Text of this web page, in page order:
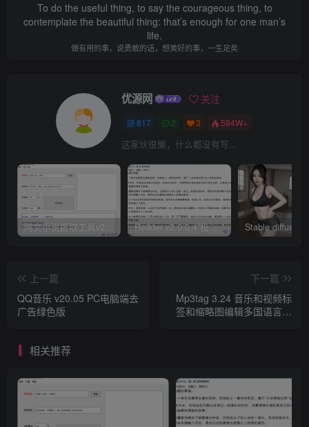
To do the useful thing, to say the courageous thing, to
contemplate the beautiful thing: that’s enough for one man’s
life.
做有用的事，说勇敢的话，想美好的事，一生足矣
优源网 关注
817 2 3 594W+
这家伙很懒，什么都没有写...
网文小说提取工具v2.10.02 可以自动下载小说 从此不再花钱看小说 Reader v2.0.0.4 极简小说阅读器支持导入在线及离线书源
上一篇
QQ音乐 v20.05 PC电脑端去
广告绿色版
下一篇
Mp3tag 3.24 音乐和视频标
签和缩略图编辑多国语言绿
相关推荐